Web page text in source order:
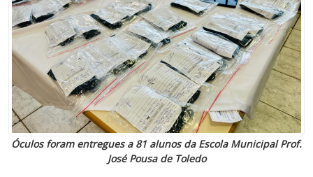
Óculos foram entregues a 81 alunos da Escola Municipal Prof.
José Pousa de Toledo